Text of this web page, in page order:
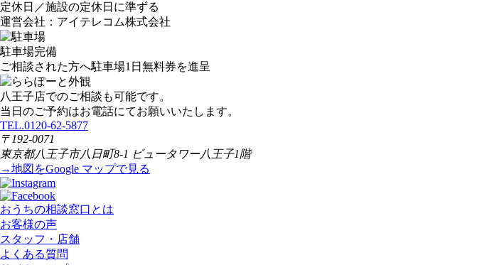
定休日／施設の定休日に準ずる
運営会社：アイテレコム株式会社
駐車場完備
ご相談された方へ駐車場1日無料券を進呈
八王子店でのご相談も可能です。
当日のご予約はお電話にてお願いいたします。
TEL.0120-62-5877
〒192-0071
東京都八王子市八日町8-1 ビュータワー八王子1階
→地図をGoogle マップで見る
おうちの相談窓口とは
お客様の声
スタッフ・店舗
よくある質問